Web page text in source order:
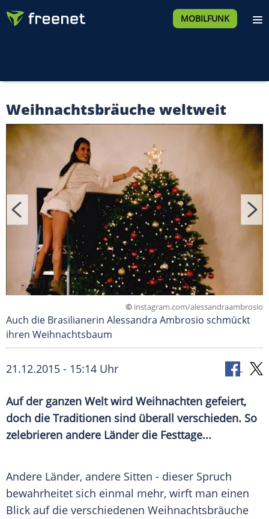
MOBILFUNK
Weihnachtsbräuche weltweit
© instagram.com/alessandraambrosio
Auch die Brasilianerin Alessandra Ambrosio schmückt
ihren Weihnachtsbaum
21.12.2015 - 15:14 Uhr
Auf der ganzen Welt wird Weihnachten gefeiert,
doch die Traditionen sind überall verschieden. So
zelebrieren andere Länder die Festtage...
Andere Länder, andere Sitten - dieser Spruch
bewahrheitet sich einmal mehr, wirft man einen
Blick auf die verschiedenen Weihnachtsbräuche